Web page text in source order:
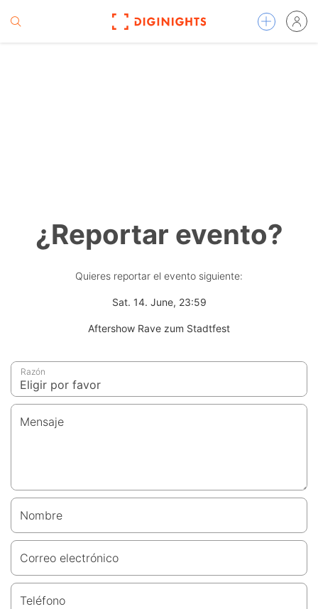
¿Reportar evento?
Quieres reportar el evento siguiente:
Sat. 14. June, 23:59
Aftershow Rave zum Stadtfest
Razón
Mensaje
Nombre
Correo electrónico
Teléfono